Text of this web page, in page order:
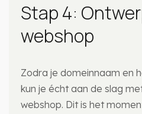
Stap 4:
webshop
Zodra je domeinnaam en
kun je écht aan de slag
webshop. Dit is het